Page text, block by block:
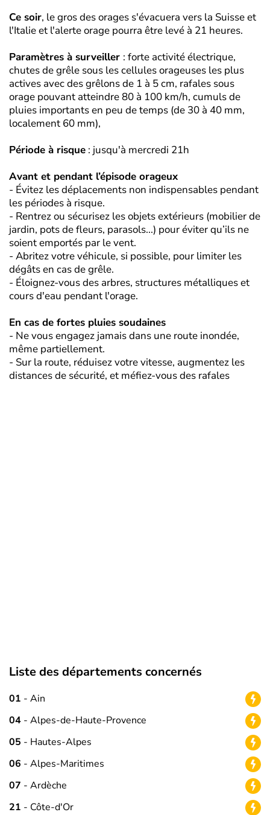
Ce soir, le gros des orages s'évacuera vers la Suisse et
l'Italie et l'alerte orage pourra être levé à 21 heures.
Paramètres à surveiller : forte activité électrique,
chutes de grêle sous les cellules orageuses les plus
actives avec des grêlons de 1 à 5 cm, rafales sous
orage pouvant atteindre 80 à 100 km/h, cumuls de
pluies importants en peu de temps (de 30 à 40 mm,
localement 60 mm),
Période à risque : jusqu'à mercredi 21h
Avant et pendant l’épisode orageux
- Évitez les déplacements non indispensables pendant
les périodes à risque.
- Rentrez ou sécurisez les objets extérieurs (mobilier de
jardin, pots de fleurs, parasols...) pour éviter qu’ils ne
soient emportés par le vent.
- Abritez votre véhicule, si possible, pour limiter les
dégâts en cas de grêle.
- Éloignez-vous des arbres, structures métalliques et
cours d'eau pendant l'orage.
En cas de fortes pluies soudaines
- Ne vous engagez jamais dans une route inondée,
même partiellement.
- Sur la route, réduisez votre vitesse, augmentez les
distances de sécurité, et méfiez-vous des rafales
Liste des départements concernés
01 - Ain
04 - Alpes-de-Haute-Provence
05 - Hautes-Alpes
06 - Alpes-Maritimes
07 - Ardèche
21 - Côte-d'Or